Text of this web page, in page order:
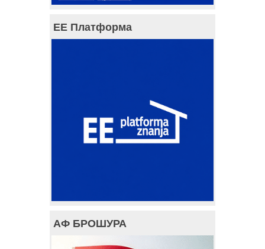
ЕЕ Платформа
АФ БРОШУРА